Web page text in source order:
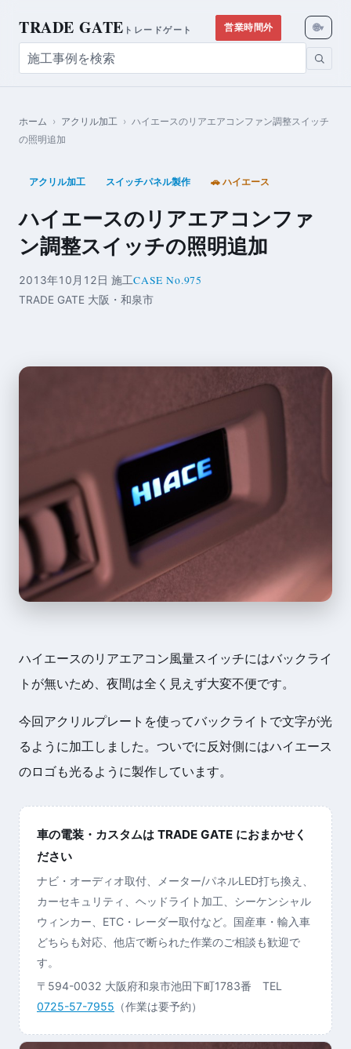
TRADE GATE トレードゲート 営業時間外 🌐▾
ホーム › アクリル加工 › ハイエースのリアエアコンファン調整スイッチ
の照明追加
アクリル加工 スイッチパネル製作 🚗 ハイエース
ハイエースのリアエアコンファ
ン調整スイッチの照明追加
2013年10月12日 施工CASE No.975
TRADE GATE 大阪・和泉市
ハイエースのリアエアコン風量スイッチにはバックライ
トが無いため、夜間は全く見えず大変不便です。
今回アクリルプレートを使ってバックライトで文字が光
るように加工しました。ついでに反対側にはハイエース
のロゴも光るように製作しています。
車の電装・カスタムは TRADE GATE におまかせく
ださい
ナビ・オーディオ取付、メーター/パネルLED打ち換え、
カーセキュリティ、ヘッドライト加工、シーケンシャル
ウィンカー、ETC・レーダー取付など。国産車・輸入車
どちらも対応、他店で断られた作業のご相談も歓迎で
す。
〒594-0032 大阪府和泉市池田下町1783番 TEL
0725-57-7955 （作業は要予約）